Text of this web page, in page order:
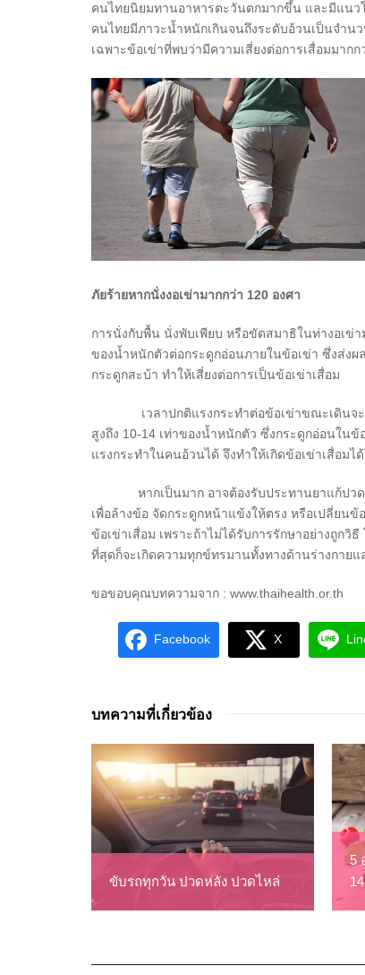
คนไทยนิยมทานอาหารตะวันตกมากขึ้น และมีแนว
คนไทยมีภาวะน้ำหนักเกินจนถึงระดับอ้วนเป็นจำ
เฉพาะข้อเข่าที่พบว่ามีความเสี่ยงต่อการเสื่อมมาก
ภัยร้ายหากนั่งงอเข่ามากกว่า 120 องศา
การนั่งกับพื้น นั่งพับเพียบ หรือขัดสมาธิในท่างอเข่า
ของน้ำหนักตัวต่อกระดูกอ่อนภายในข้อเข่า ซึ่งส่ง
กระดูกสะบ้า ทำให้เสี่ยงต่อการเป็นข้อเข่าเสื่อม
เวลาปกติแรงกระทำต่อข้อเข่าขณะเดินจะมีค่
สูงถึง 10-14 เท่าของน้ำหนักตัว ซึ่งกระดูกอ่อนใน
แรงกระทำในคนอ้วนได้ จึงทำให้เกิดข้อเข่าเสื่อม
หากเป็นมาก อาจต้องรับประทานยาแก้ปวด ย
เพื่อล้างข้อ จัดกระดูกหน้าแข้งให้ตรง หรือเปลี่ยน
ข้อเข่าเสื่อม เพราะถ้าไม่ได้รับการรักษาอย่างถูกวิ
ที่สุดก็จะเกิดความทุกข์ทรมานทั้งทางด้านร่างกายแ
ขอขอบคุณบทความจาก : www.thaihealth.or.th
Facebook X
บทความที่เกี่ยวข้อง
ขับรถทุกวัน ปวดหลัง ปวดไหล่
5